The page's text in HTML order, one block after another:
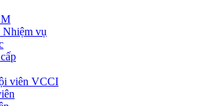
Nhiệm vụ
viên VCCI